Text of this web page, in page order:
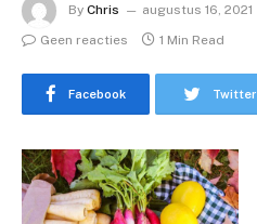
By Chris augustus 16, 2021
Geen reacties
1 Min Read
Facebook Twitter